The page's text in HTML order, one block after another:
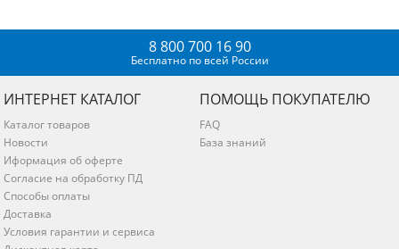
8 800 700 16 90
Бесплатно по всей России
ИНТЕРНЕТ КАТАЛОГ
Каталог товаров
Новости
Иформация об оферте
Согласие на обработку ПД
Способы оплаты
Доставка
Условия гарантии и сервиса
ПОМОЩЬ ПОКУПАТЕЛЮ
FAQ
База знаний